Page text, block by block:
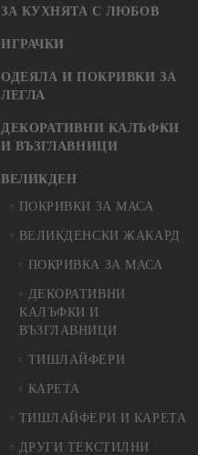
ЗА КУХНЯТА С ЛЮБОВ
ИГРАЧКИ
ОДЕЯЛА И ПОКРИВКИ ЗА
ЛЕГЛА
ДЕКОРАТИВНИ КАЛЪФКИ
И ВЪЗГЛАВНИЦИ
ВЕЛИКДЕН
ПОКРИВКИ ЗА МАСА
ВЕЛИКДЕНСКИ ЖАКАРД
ПОКРИВКА ЗА МАСА
ДЕКОРАТИВНИ
КАЛЪФКИ И
ВЪЗГЛАВНИЦИ
ТИШЛАЙФЕРИ
КАРЕТА
ТИШЛАЙФЕРИ И КАРЕТА
ДРУГИ ТЕКСТИЛНИ